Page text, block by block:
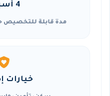
4 أسبوع
مدة قابلة للتخصيص
خيارات